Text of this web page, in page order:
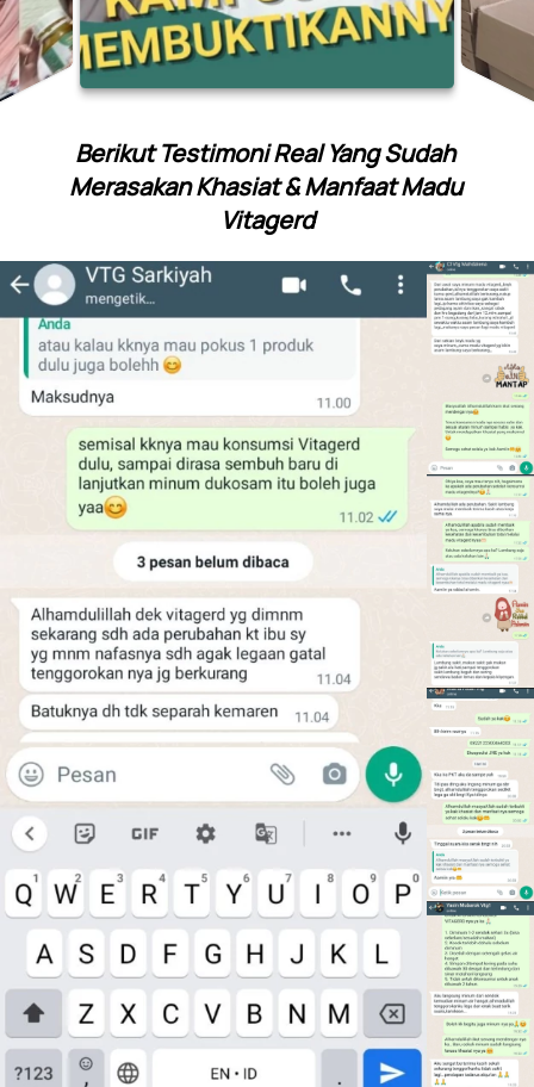
Berikut Testimoni Real Yang Sudah
Merasakan Khasiat & Manfaat Madu
Vitagerd